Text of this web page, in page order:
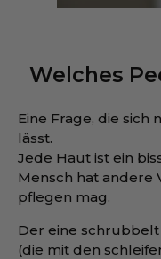
Welches
Eine Frage, die sich
lässt.
Jede Haut ist ein
Mensch hat andere
pflegen mag.
Der eine schrubbelt
(die mit den